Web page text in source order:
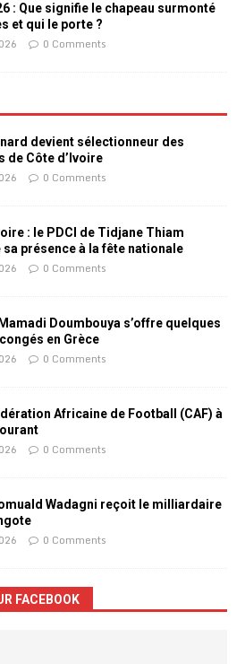
: Que signifie le chapeau surmonté
et qui le porte ?
0 Comments
devient sélectionneur des
de Côte d’Ivoire
0 Comments
: le PDCI de Tidjane Thiam
présence à la fête nationale
0 Comments
Doumbouya s’offre quelques
en Grèce
0 Comments
Africaine de Football (CAF) à
0 Comments
Wadagni reçoit le milliardaire
0 Comments
FACEBOOK